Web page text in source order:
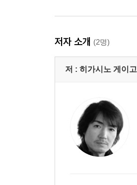
저자 소개 (2명)
저 : 히가시노 게이고